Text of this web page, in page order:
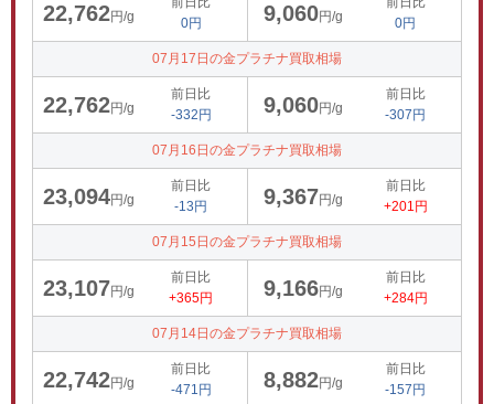
22,762円/g
0円
9,060円/g
0円
07月17日の金プラチナ買取相場
22,762円/g
前日比
-332円
9,060円/g
前日比
-307円
07月16日の金プラチナ買取相場
23,094円/g
前日比
-13円
9,367円/g
前日比
+201円
07月15日の金プラチナ買取相場
23,107円/g
前日比
+365円
9,166円/g
前日比
+284円
07月14日の金プラチナ買取相場
22,742円/g
前日比
-471円
8,882円/g
前日比
-157円